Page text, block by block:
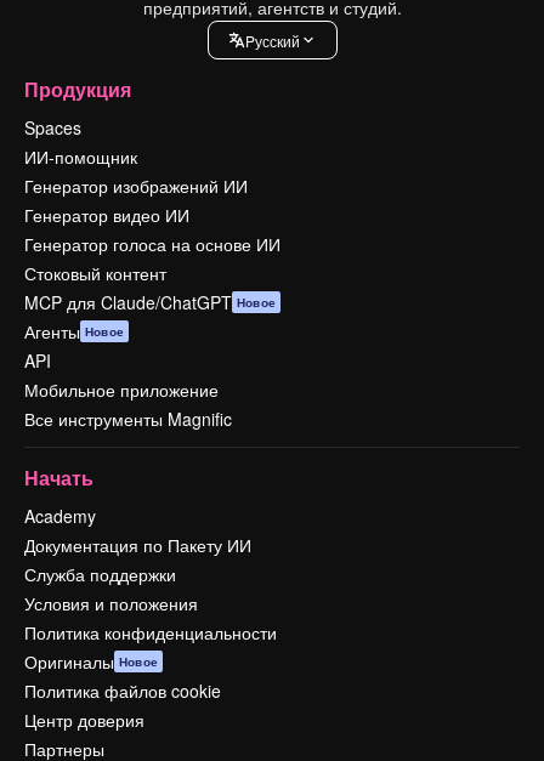
предприятий, агентств и студий.
Pусский
Продукция
Spaces
ИИ-помощник
Генератор изображений ИИ
Генератор видео ИИ
Генератор голоса на основе ИИ
Стоковый контент
MCP для Claude/ChatGPT Новое
Агенты Новое
API
Мобильное приложение
Все инструменты Magnific
Начать
Academy
Документация по Пакету ИИ
Служба поддержки
Условия и положения
Политика конфиденциальности
Оригиналы Новое
Политика файлов cookie
Центр доверия
Партнеры